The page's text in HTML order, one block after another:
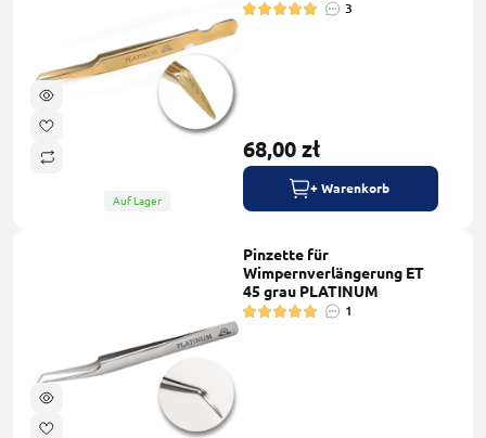
Auf Lager
3
68,00 zł
+ Warenkorb
Pinzette für
Wimpernverlängerung ET
45 grau PLATINUM
1